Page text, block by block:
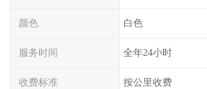
颜色 白色
服务时间 全年24小时
收费标准 按公里收费